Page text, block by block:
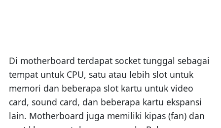
Di motherboard terdapat socket tunggal sebagai
tempat untuk CPU, satu atau lebih slot untuk
memori dan beberapa slot kartu untuk video
card, sound card, dan beberapa kartu ekspansi
lain. Motherboard juga memiliki kipas (fan) dan